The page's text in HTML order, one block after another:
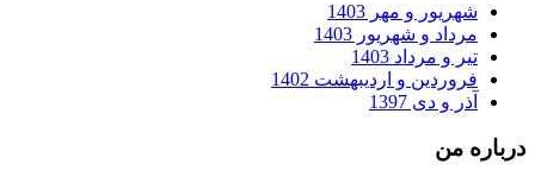
شهریور و مهر 1403
مرداد و شهریور 1403
تیر و مرداد 1403
فروردین و اردیبهشت 1402
آذر و دی 1397
درباره من